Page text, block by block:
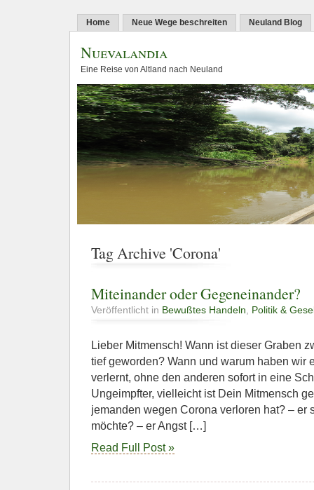
Home Neue Wege beschreiten Neuland Blog
Nuevalandia
Eine Reise von Altland nach Neuland
Tag Archive 'Corona'
Miteinander oder Gegeneinander?
Veröffentlicht in Bewußtes Handeln, Politik &
Lieber Mitmensch! Wann ist dieser Graben
tief geworden? Wann und warum haben wir
verlernt, ohne den anderen sofort in eine
Ungeimpfter, vielleicht ist Dein Mitmensch
jemanden wegen Corona verloren hat? – er
möchte? – er Angst […]
Read Full Post »